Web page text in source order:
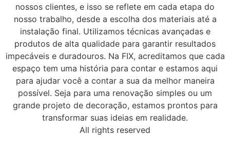
nossos clientes, e isso se reflete em cada etapa do
nosso trabalho, desde a escolha dos materiais até a
instalação final. Utilizamos técnicas avançadas e
produtos de alta qualidade para garantir resultados
impecáveis e duradouros. Na FIX, acreditamos que cada
espaço tem uma história para contar e estamos aqui
para ajudar você a contar a sua da melhor maneira
possível. Seja para uma renovação simples ou um
grande projeto de decoração, estamos prontos para
transformar suas ideias em realidade.
All rights reserved